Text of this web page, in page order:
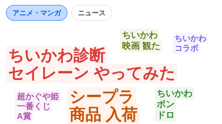
数
アニメ・マンガ ニュース
ちいかわ診断
セイレーン やってみた
シープラ
商品 入荷
ちいかわ
映画 観た
ちいかわ
ボン
ドロ
ちいかわ
コラボ
超かぐや姫
一番くじ
A賞